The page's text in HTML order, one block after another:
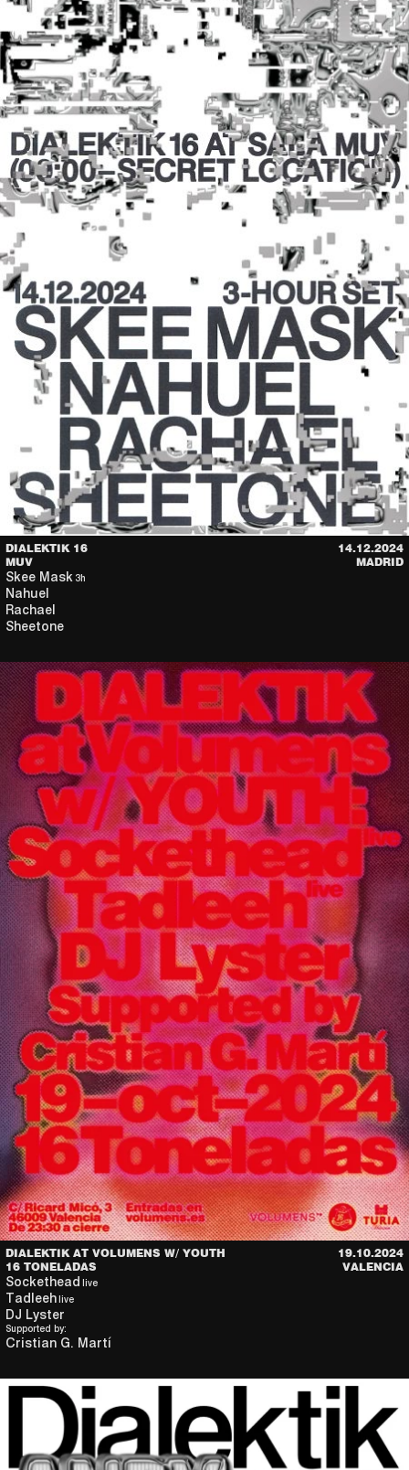
DIALEKTIK 16
14.12.2024
MUV
MADRID
Skee Mask 3h
Nahuel
Rachael
Sheetone
DIALEKTIK AT VOLUMENS W/ YOUTH
19.10.2024
16 TONELADAS
VALENCIA
Sockethead live
Tadleehlive
DJ Lyster
Supported by:
Cristian G. Martí